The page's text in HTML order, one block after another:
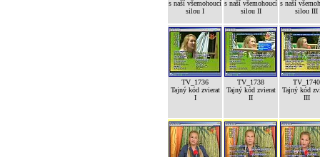
s naší všemohoucí
silou I
s naší všemohoucí
silou II
s naší
silou III
TV_1736
Tajný kód zvierat
I
TV_1738
Tajný kód zvierat
II
TV_1740
Tajný kód
III